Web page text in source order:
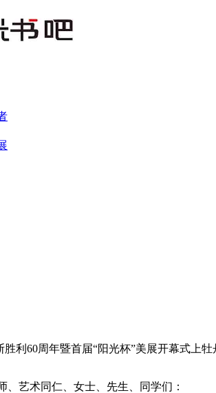
60周年暨首届“阳光杯”美展开幕式上牡
、艺术同仁、女士、先生、同学们：